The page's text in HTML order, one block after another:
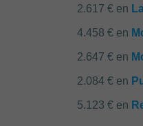
2.617 € en
4.458 € en
2.647 € en
2.084 € en
5.123 € en